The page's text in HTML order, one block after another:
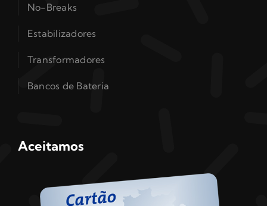
No-Breaks
Estabilizadores
Transformadores
Bancos de Bateria
Aceitamos